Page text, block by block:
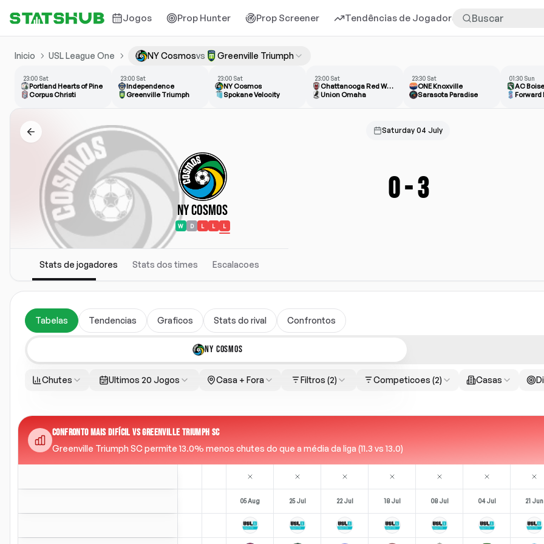
Jogos Prop Hunter Prop Screener Tendências de Jogadores Mais
Inicio USL League One NY Cosmosvs Greenville Triumph
23:00 Sat
Portland Hearts of Pine
Corpus Christi
23:00 Sat
Independence
Greenville Triumph
23:00 Sat
NY Cosmos
Spokane Velocity
23:00 Sat
Chattanooga Red Wolves
Union Omaha
23:30 Sat
ONE Knoxville
Sarasota Paradise
01:30 Sun
AC Boise
Forward
Saturday 04 July
NY Cosmos
W D L L L
0-3
Stats de jogadores Stats dos times Escalacoes
Tabelas Tendencias Graficos Stats do rival Confrontos
NY COSMOS
Chutes Ultimos 20 Jogos Casa + Fora Filtros (2) Competicoes (2) Casas
CONFRONTO MAIS DIFÍCIL VS GREENVILLE TRIUMPH SC
Greenville Triumph SC permite 13.0% menos chutes do que a média da liga (11.3 vs 13.0)
05 Aug 25 Jul 22 Jul 18 Jul 08 Jul 04 Jul 21 Jun